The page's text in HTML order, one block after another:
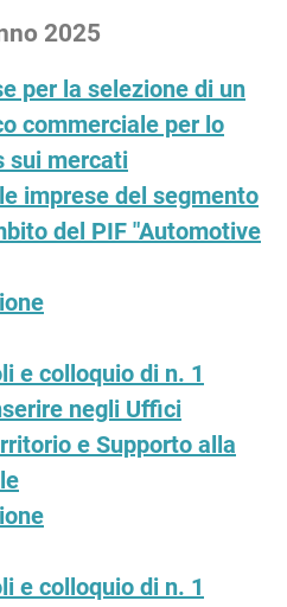
2025
per la selezione di un
commerciale per lo
sui mercati
imprese del segmento
del PIF "Automotive
e colloquio di n. 1
negli Uffici
e Supporto alla
e colloquio di n. 1